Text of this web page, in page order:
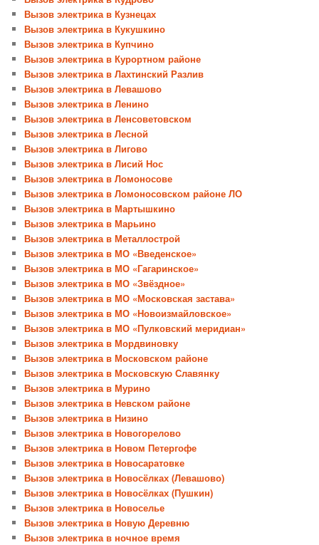
Вызов электрика в Кузнецах
Вызов электрика в Кукушкино
Вызов электрика в Купчино
Вызов электрика в Курортном районе
Вызов электрика в Лахтинский Разлив
Вызов электрика в Левашово
Вызов электрика в Ленино
Вызов электрика в Ленсоветовском
Вызов электрика в Лесной
Вызов электрика в Лигово
Вызов электрика в Лисий Нос
Вызов электрика в Ломоносове
Вызов электрика в Ломоносовском районе ЛО
Вызов электрика в Мартышкино
Вызов электрика в Марьино
Вызов электрика в Металлострой
Вызов электрика в МО «Введенское»
Вызов электрика в МО «Гагаринское»
Вызов электрика в МО «Звёздное»
Вызов электрика в МО «Московская застава»
Вызов электрика в МО «Новоизмайловское»
Вызов электрика в МО «Пулковский меридиан»
Вызов электрика в Мордвиновку
Вызов электрика в Московском районе
Вызов электрика в Московскую Славянку
Вызов электрика в Мурино
Вызов электрика в Невском районе
Вызов электрика в Низино
Вызов электрика в Новогорелово
Вызов электрика в Новом Петергофе
Вызов электрика в Новосаратовке
Вызов электрика в Новосёлках (Левашово)
Вызов электрика в Новосёлках (Пушкин)
Вызов электрика в Новоселье
Вызов электрика в Новую Деревню
Вызов электрика в ночное время